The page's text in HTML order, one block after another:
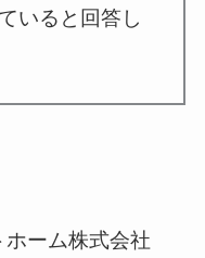
いると回答し
ーム株式会社